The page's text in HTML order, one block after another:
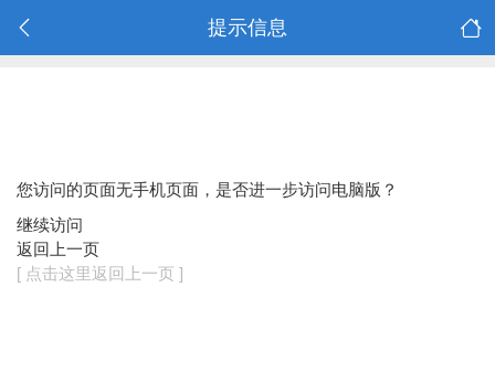
提示信息
您访问的页面无手机页面，是否进一步访问电脑版？
继续访问
返回上一页
[ 点击这里返回上一页 ]